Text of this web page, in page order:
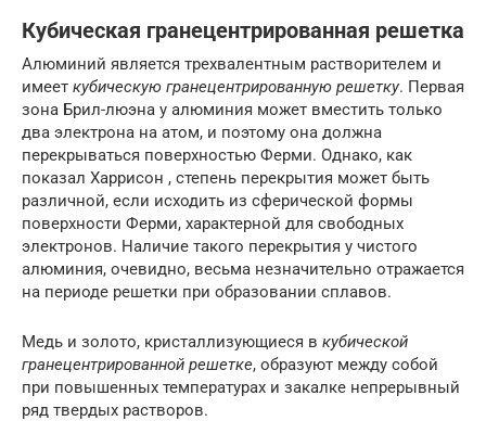
Кубическая гранецентрированная решетка
Алюминий является трехвалентным растворителем и
имеет кубическую гранецентрированную решетку. Первая
зона Брил-люэна у алюминия может вместить только
два электрона на атом, и поэтому она должна
перекрываться поверхностью Ферми. Однако, как
показал Харрисон , степень перекрытия может быть
различной, если исходить из сферической формы
поверхности Ферми, характерной для свободных
электронов. Наличие такого перекрытия у чистого
алюминия, очевидно, весьма незначительно отражается
на периоде решетки при образовании сплавов.
Медь и золото, кристаллизующиеся в кубической
гранецентрированной решетке, образуют между собой
при повышенных температурах и закалке непрерывный
ряд твердых растворов.